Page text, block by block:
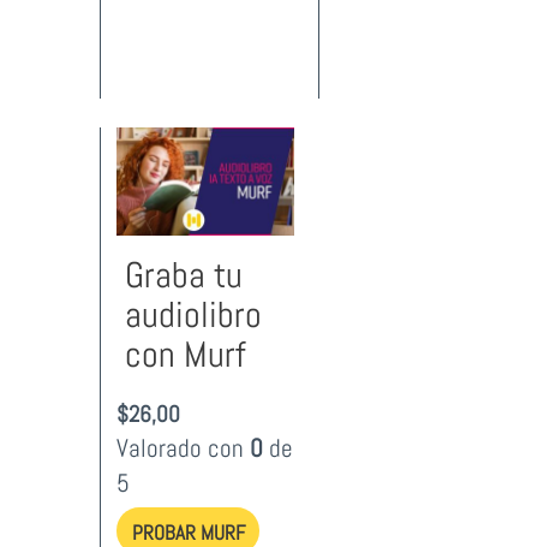
Graba tu
audiolibro
con Murf
$26,00
Valorado con 0de
5
PROBAR MURF